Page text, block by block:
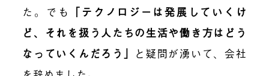
た。でも 「テクノロジーは発展していくけ
ど、それを扱う人たちの生活や働き方はどう
なっていくんだろう」 と疑問が湧いて、会社